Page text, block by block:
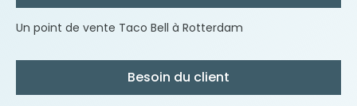
Un point de vente Taco Bell à Rotterdam
Besoin du client